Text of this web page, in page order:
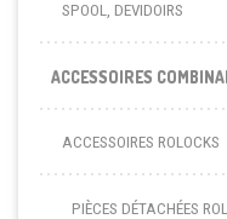
SPOOL, DEVIDOIRS
ACCESSOIRES
ACCESSOIRES ROLOCKS
PIÈCES DÉTACHÉES